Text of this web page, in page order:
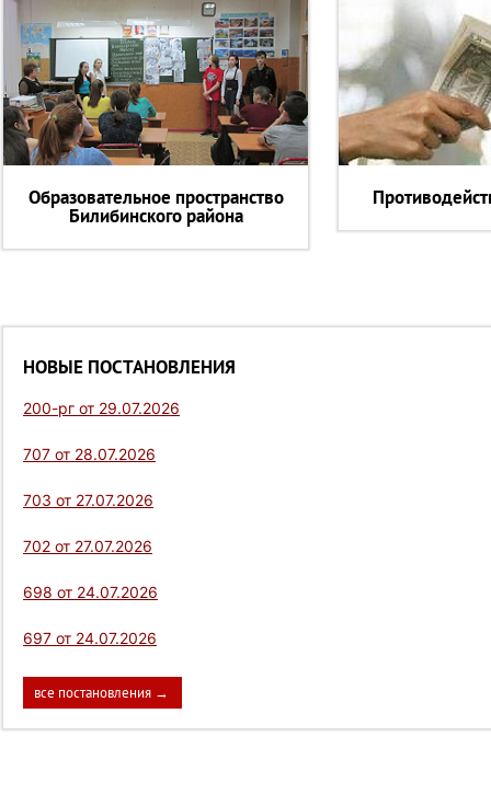
Образовательное пространство
Билибинского района
НОВЫЕ ПОСТАНОВЛЕНИЯ
200-рг от 29.07.2026
707 от 28.07.2026
703 от 27.07.2026
702 от 27.07.2026
698 от 24.07.2026
697 от 24.07.2026
все постановления →